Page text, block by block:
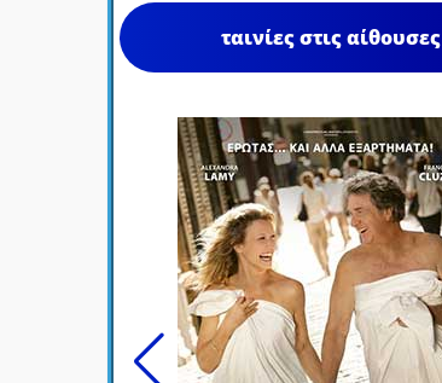
ταινίες στις αίθουσες